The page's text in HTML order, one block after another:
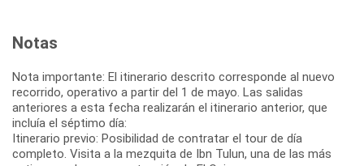
Notas
Nota importante: El itinerario descrito corresponde al nuevo
recorrido, operativo a partir del 1 de mayo. Las salidas
anteriores a esta fecha realizarán el itinerario anterior, que
incluía el séptimo día:
Itinerario previo: Posibilidad de contratar el tour de día
completo. Visita a la mezquita de Ibn Tulun, una de las más